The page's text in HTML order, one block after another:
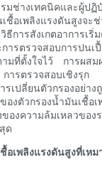
งเทคนิคและผู้ปฏิบั
อเพลิงแรงดันสูงจะช่
ธีการสังเกตอาการเ
ารตรวจสอบการปนเ
ามที่ตั้งใจไว้ การผส
ารตรวจสอบเชิงรุก
เปลี่ยนตัวกรองอย่า
งตัวกรองน้ำมันเชื้อเ
องความล้มเหลวของ
ด
อเพลิงแรงดันสูงที่เห